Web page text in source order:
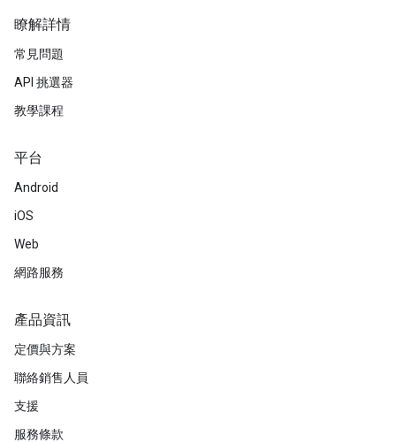
瞭解詳情
常見問題
API 挑選器
教學課程
平台
Android
iOS
Web
網路服務
產品資訊
定價與方案
聯絡銷售人員
支援
服務條款